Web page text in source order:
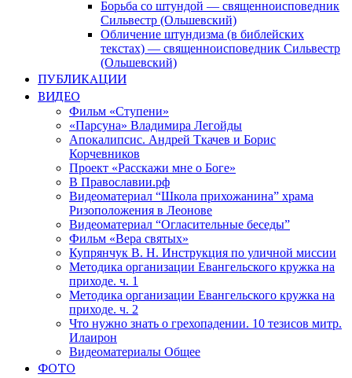
Борьба со штундой — священноисповедник
Сильвестр (Ольшевский)
Обличение штундизма (в библейских
текстах) — священноисповедник Сильвестр
(Ольшевский)
ПУБЛИКАЦИИ
ВИДЕО
Фильм «Ступени»
«Парсуна» Владимира Легойды
Апокалипсис. Андрей Ткачев и Борис
Корчевников
Проект «Расскажи мне о Боге»
В Православии.рф
Видеоматериал “Школа прихожанина” храма
Ризоположения в Леонове
Видеоматериал “Огласительные беседы”
Фильм «Вера святых»
Купрянчук В. Н. Инструкция по уличной миссии
Методика организации Евангельского кружка на
приходе. ч. 1
Методика организации Евангельского кружка на
приходе. ч. 2
Что нужно знать о грехопадении. 10 тезисов митр.
Илаирон
Видеоматериалы Общее
ФОТО